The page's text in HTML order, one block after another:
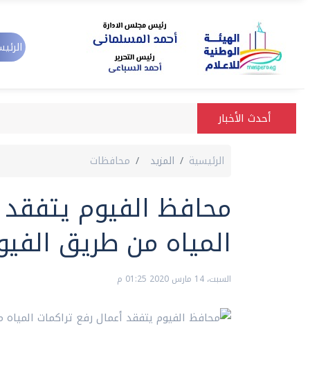
أحدث الأخبار
الرئيسية المزيد محافظات
محافظ الفيوم
المياه من طريق
السبت، 14 مارس 2020 01:25 م